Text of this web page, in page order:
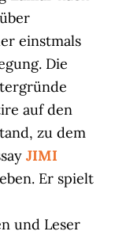
einstmals
Die
auf den
zu dem
JIMI
Er spielt
und Leser